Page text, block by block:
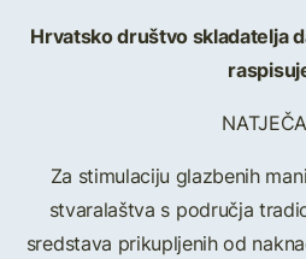
Hrvatsko društvo skladatelja
Za stimulaciju glazbenih
stvaralaštva s područja
sredstava prikupljenih od